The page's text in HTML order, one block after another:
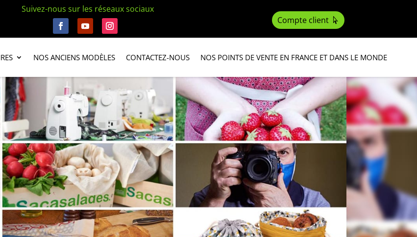
Suivez-nous sur les réseaux sociaux
Compte client
NOS ANCIENS MODÈLES CONTACTEZ-NOUS NOS POINTS DE VENTE EN FRANCE ET DANS LE MONDE